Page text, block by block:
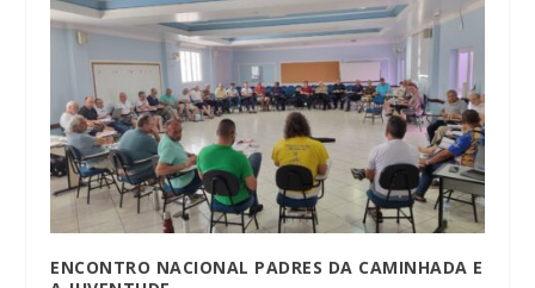
ENCONTRO NACIONAL PADRES DA CAMINHADA E